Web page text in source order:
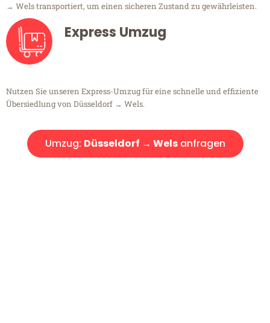
→ Wels transportiert, um einen sicheren Zustand zu gewährleisten.
Express Umzug
Nutzen Sie unseren Express-Umzug für eine schnelle und effiziente
Übersiedlung von Düsseldorf → Wels.
Umzug: Düsseldorf → Welsanfragen